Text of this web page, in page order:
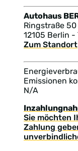
Autohaus
Ringstraße 50
12105 Berlin -
Zum Standort
Emissionen
N/A
Sie möchten
Zahlung